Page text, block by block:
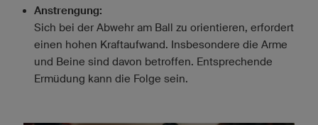
Anstrengung:
Sich bei der Abwehr am Ball zu orientieren, erfordert
einen hohen Kraftaufwand. Insbesondere die Arme
und Beine sind davon betroffen. Entsprechende
Ermüdung kann die Folge sein.